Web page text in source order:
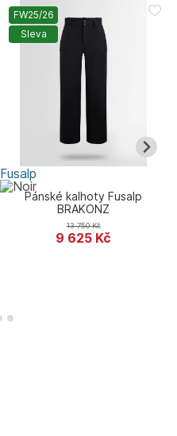
FW25/26
Sleva
Fusalp
Pánské kalhoty Fusalp
BRAKONZ
9 625 Kč
13 750Kč